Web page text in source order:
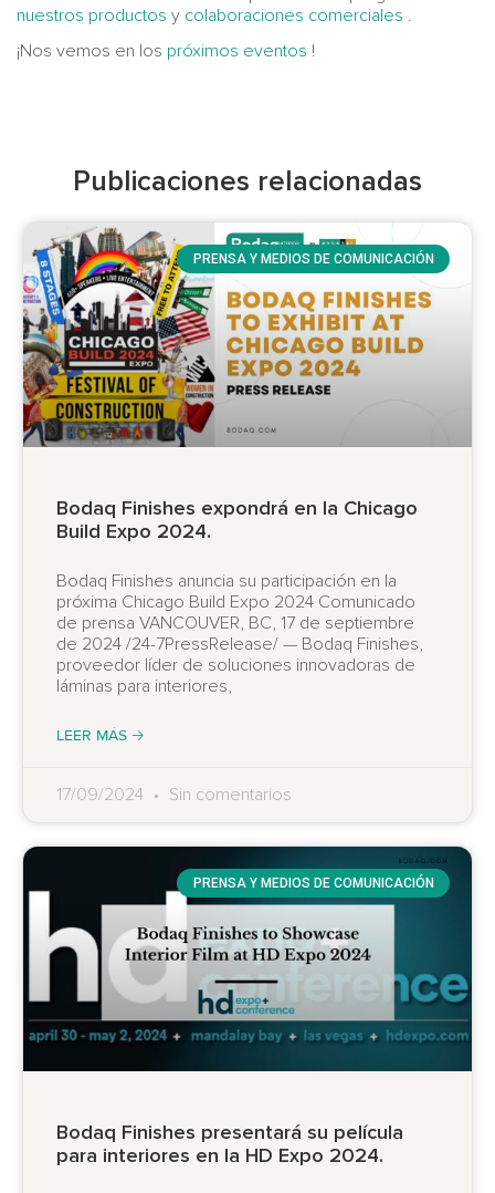
nuestros productos y colaboraciones comerciales .
¡Nos vemos en los próximos eventos !
Publicaciones relacionadas
PRENSA Y MEDIOS DE COMUNICACIÓN
Bodaq Finishes expondrá en la Chicago
Build Expo 2024.
Bodaq Finishes anuncia su participación en la
próxima Chicago Build Expo 2024 Comunicado
de prensa VANCOUVER, BC, 17 de septiembre
de 2024 /24-7PressRelease/ — Bodaq Finishes,
proveedor líder de soluciones innovadoras de
láminas para interiores,
LEER MÁS 🡢
17/09/2024 Sin comentarios
PRENSA Y MEDIOS DE COMUNICACIÓN
Bodaq Finishes presentará su película
para interiores en la HD Expo 2024.